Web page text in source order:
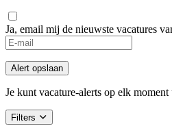
Ja, email mij de nieuwste vacatures
If
you
are
a
human,
this
field
Alert opslaan
Je kunt vacature-alerts op elk moment
Filters